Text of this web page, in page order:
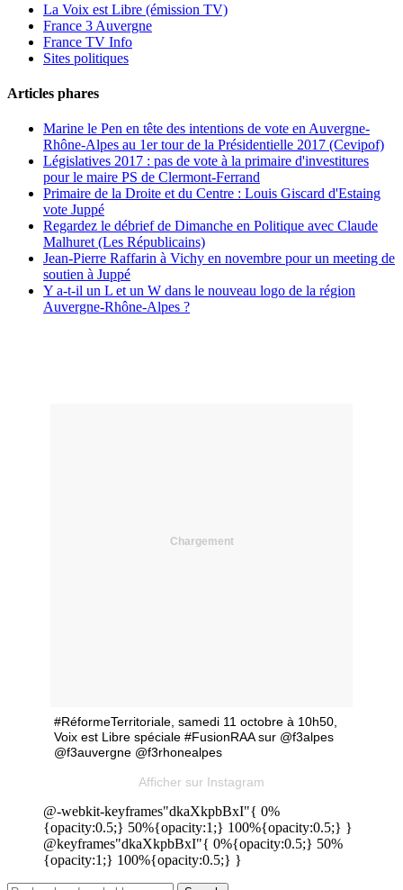
La Voix est Libre (émission TV)
France 3 Auvergne
France TV Info
Sites politiques
Articles phares
Marine le Pen en tête des intentions de vote en Auvergne-
Rhône-Alpes au 1er tour de la Présidentielle 2017 (Cevipof)
Législatives 2017 : pas de vote à la primaire d'investitures
pour le maire PS de Clermont-Ferrand
Primaire de la Droite et du Centre : Louis Giscard d'Estaing
vote Juppé
Regardez le débrief de Dimanche en Politique avec Claude
Malhuret (Les Républicains)
Jean-Pierre Raffarin à Vichy en novembre pour un meeting de
soutien à Juppé
Y a-t-il un L et un W dans le nouveau logo de la région
Auvergne-Rhône-Alpes ?
Chargement
#RéformeTerritoriale, samedi 11 octobre à 10h50,
Voix est Libre spéciale #FusionRAA sur @f3alpes
@f3auvergne @f3rhonealpes
Afficher sur Instagram
@-webkit-keyframes"dkaXkpbBxI"{ 0%
{opacity:0.5;} 50%{opacity:1;} 100%{opacity:0.5;} }
@keyframes"dkaXkpbBxI"{ 0%{opacity:0.5;} 50%
{opacity:1;} 100%{opacity:0.5;} }